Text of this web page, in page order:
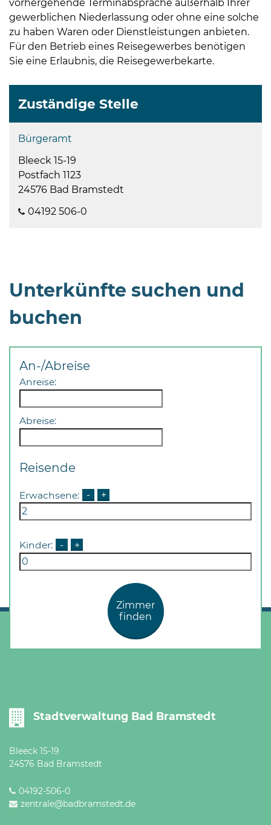
vorhergehende Terminabsprache außerhalb Ihrer
gewerblichen Niederlassung oder ohne eine solche
zu haben Waren oder Dienstleistungen anbieten.
Für den Betrieb eines Reisegewerbes benötigen
Sie eine Erlaubnis, die Reisegewerbekarte.
Zuständige Stelle
Bürgeramt
Bleeck 15-19
Postfach 1123
24576 Bad Bramstedt
04192 506-0
Unterkünfte suchen und
buchen
An-/Abreise
Anreise:
Abreise:
Reisende
Erwachsene: - +
Kinder: - +
Zimmer
finden
Stadtverwaltung Bad Bramstedt
Bleeck 15-19
24576 Bad Bramstedt
04192-506-0
zentrale@badbramstedt.de